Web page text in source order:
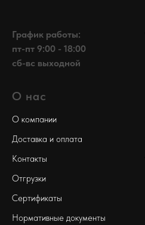
График работы:
пт-пт 9:00 - 18:00
сб-вс выходной
О нас
О компании
Доставка и оплата
Контакты
Отгрузки
Сертификаты
Нормативные документы